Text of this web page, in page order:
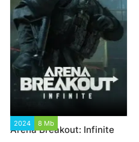
2024 8 Mb
Arena Breakout: Infinite